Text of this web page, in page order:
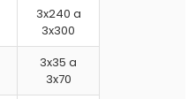
3x240 a
3x300
3x35 a
3x70